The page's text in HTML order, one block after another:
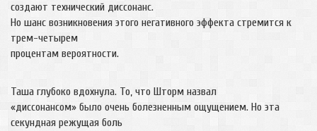
создают технический диссонанс.
Но шанс возникновения этого негативного эффекта стремится к
трем-четырем
процентам вероятности.
Таша глубоко вдохнула. То, что Шторм назвал
«диссонансом» было очень болезненным ощущением. Но эта
секундная режущая боль